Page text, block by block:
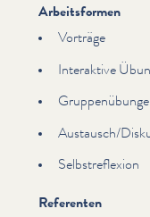
Arbeitsformen
Vorträge
Interaktive
Austausch/​
Selb­stre­flex­ion
Referenten